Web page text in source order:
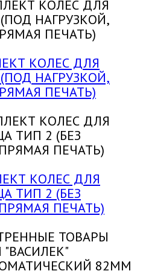
КОЛЕС ДЛЯ
НАГРУЗКОЙ,
ПЕЧАТЬ)
КОЛЕС ДЛЯ
ТИП 2 (БЕЗ
ПЕЧАТЬ)
ТОВАРЫ